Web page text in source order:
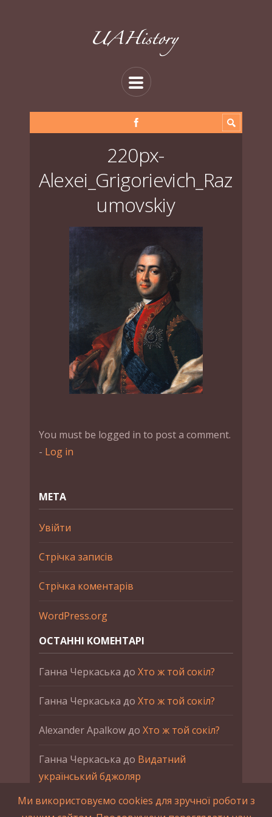
220px-
Alexei_Grigorievich_Raz
umovskiy
You must be logged in to post a comment.
- Log in
МЕТА
Увійти
Стрічка записів
Стрічка коментарів
WordPress.org
ОСТАННІ КОМЕНТАРІ
Ганна Черкаська до Хто ж той сокіл?
Ганна Черкаська до Хто ж той сокіл?
Alexander Apalkowдо Хто ж той сокіл?
Ганна Черкаська до Видатний
український бджоляр
Ганна ЧеркаськадоПетро Франко
Ми використовуємо cookies для зручної роботи з